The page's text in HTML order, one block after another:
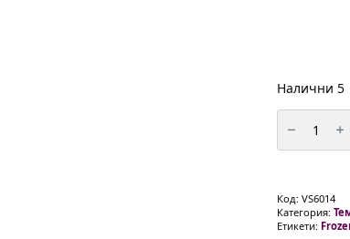
Налични 5
за
Кралство
покривка
120
х
180
Код: VS6014
Категория:
Етикети: